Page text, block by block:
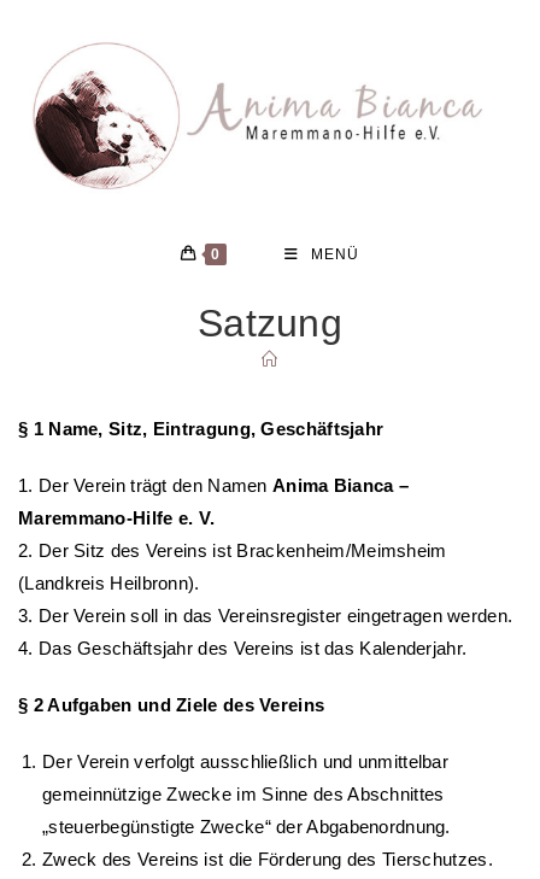
springen
0 MENÜ
Satzung
§ 1 Name, Sitz, Eintragung, Geschäftsjahr
1. Der Verein trägt den Namen Anima Bianca –
Maremmano-Hilfe e. V.
2. Der Sitz des Vereins ist Brackenheim/Meimsheim
(Landkreis Heilbronn).
3. Der Verein soll in das Vereinsregister eingetragen werden.
4. Das Geschäftsjahr des Vereins ist das Kalenderjahr.
§ 2 Aufgaben und Ziele des Vereins
Der Verein verfolgt ausschließlich und unmittelbar
gemeinnützige Zwecke im Sinne des Abschnittes
„steuerbegünstigte Zwecke“ der Abgabenordnung.
Zweck des Vereins ist die Förderung des Tierschutzes.